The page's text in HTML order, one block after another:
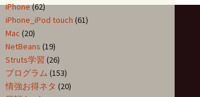
iPhone(62)
iPhone_iPod touch (61)
Mac (20)
NetBeans (19)
Struts学習 (26)
プログラム (153)
情強お得ネタ (20)